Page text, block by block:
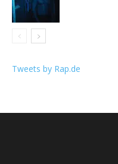
Tweets by Rap.de